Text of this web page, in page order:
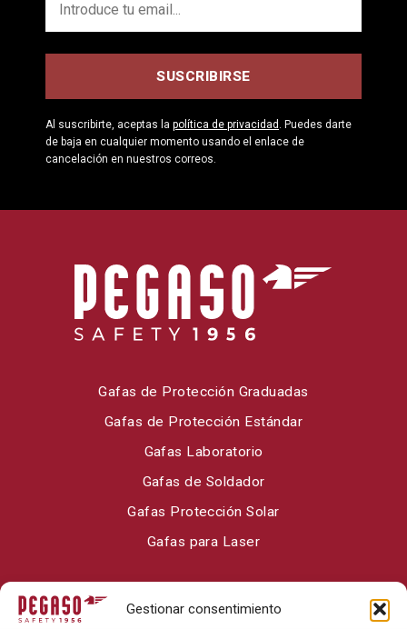
Gestionar consentimiento
Al suscribirte, aceptas la política de privacidad . Puedes darte
de baja en cualquier momento usando el enlace de
cancelación en nuestros correos.
Gafas de Protección Graduadas
Gafas de Protección Estándar
Gafas Laboratorio
Gafas de Soldador
Gafas Protección Solar
Gafas para Laser
Sobre Pegaso Safety